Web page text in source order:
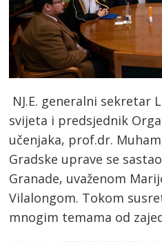
NJ.E. generalni sekretar
svijeta i predsjednik
učenjaka, prof.dr.
Gradske uprave se
Granade, uvaženom
Vilalongom. Tokom
mnogim temama od